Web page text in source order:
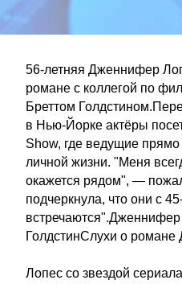
56-летняя Дженнифер
романе с коллегой по
Бреттом
в Нью-Йорке актёры
Show, где ведущие
личной жизни. "Меня
окажется рядом", —
подчеркнула, что они с
ГолдстинСлухи о
Лопес со звездой